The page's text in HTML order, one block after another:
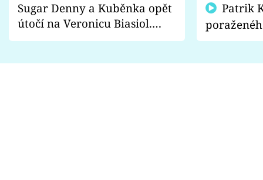
Sugar Denny a Kuběnka opět
útočí na Veronicu Biasiol.
Proč je podle nich falešná a
fanoušci